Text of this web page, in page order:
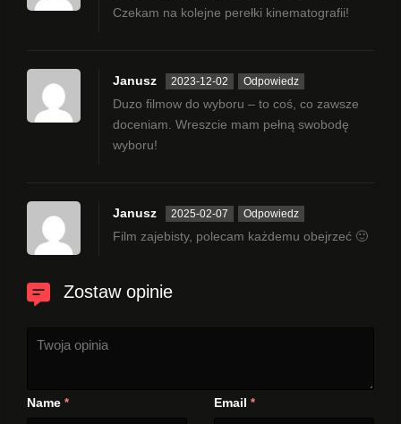
Czekam na kolejne perełki kinematografii!
Janusz 2023-12-02 Odpowiedz
Duzo filmow do wyboru – to coś, co zawsze
doceniam. Wreszcie mam pełną swobodę
wyboru!
Janusz 2025-02-07 Odpowiedz
Film zajebisty, polecam każdemu obejrzeć 🙂
Zostaw opinie
Name * Email *